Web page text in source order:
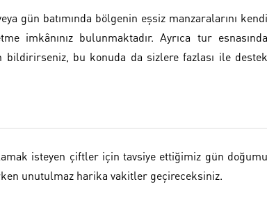
gün batımında bölgenin eşsiz manzaralarını kendi
imkânınız bulunmaktadır. Ayrıca tur esnasında
bildirirseniz, bu konuda da sizlere fazlası ile destek
isteyen çiftler için tavsiye ettiğimiz gün doğumu
unutulmaz harika vakitler geçireceksiniz.